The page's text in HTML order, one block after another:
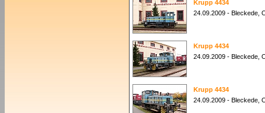
Krupp 4434
24.09.2009 - Bleckede,
Krupp 4434
24.09.2009 - Bleckede,
Krupp 4434
24.09.2009 - Bleckede,